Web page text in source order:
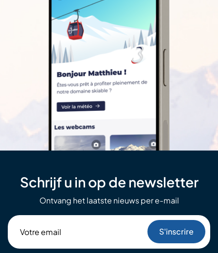
Schrijf u in op de newsletter
Ontvang het laatste nieuws per e-mail
email